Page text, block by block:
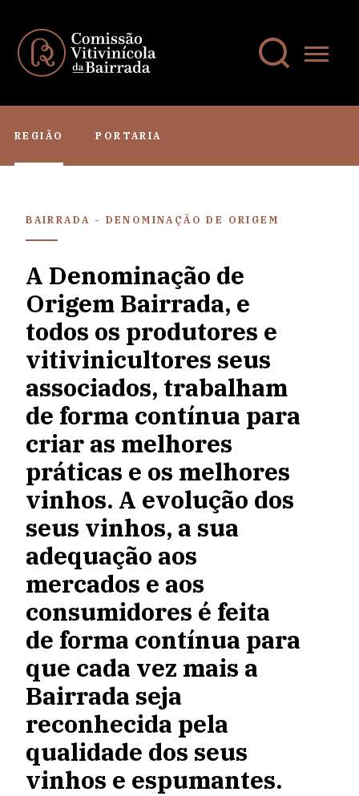
REGIÃO PORTARIA
BAIRRADA - DENOMINAÇÃO DE ORIGEM
A Denominação de
Origem Bairrada, e
todos os produtores e
vitivinicultores seus
associados, trabalham
de forma contínua para
criar as melhores
práticas e os melhores
vinhos. A evolução dos
seus vinhos, a sua
adequação aos
mercados e aos
consumidores é feita
de forma contínua para
que cada vez mais a
Bairrada seja
reconhecida pela
qualidade dos seus
vinhos e espumantes.